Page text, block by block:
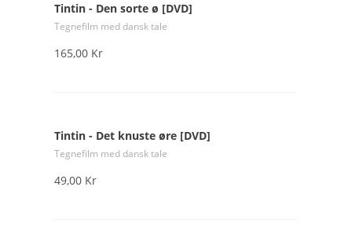
Tintin - Den sorte ø [DVD]
Tegnefilm med dansk tale
165,00 Kr
Tintin - Det knuste øre [DVD]
Tegnefilm med dansk tale
49,00 Kr